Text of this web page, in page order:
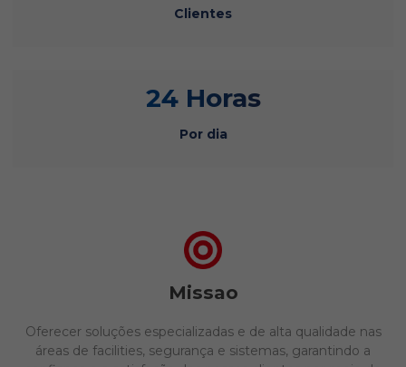
Clientes
24 Horas
Por dia
Missao
Oferecer soluções especializadas e de alta qualidade nas
áreas de facilities, segurança e sistemas, garantindo a